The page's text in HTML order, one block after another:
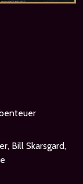
Bill Skarsgard,